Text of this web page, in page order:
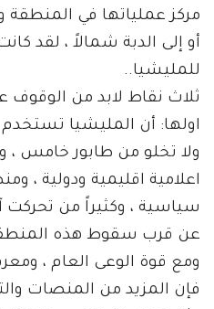
مركز عملياتها في المنطقة
أو إلى الدبة شمالاً ، لقد
للمليشيا..
ثلاث نقاط لابد من الوقوف
اولها: أن المليشيا تستخدم
ولا تخلو من طابور خامس ،
اعلامية اقليمية ودولية ،
سياسية ، وكثيراً من تحركت
عن قرب سقوط هذه
ومع قوة الوعى العام ،
فإن المزيد من المنصات